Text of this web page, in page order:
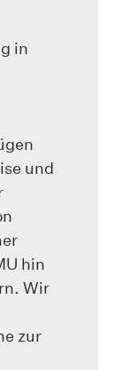
in
und
hin
Wir
zur